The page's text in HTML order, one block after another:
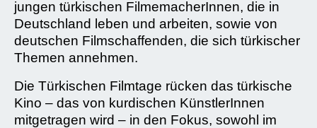
jungen türkischen FilmemacherInnen, die in
Deutschland leben und arbeiten, sowie von
deutschen Filmschaffenden, die sich türkischer
Themen annehmen.
Die Türkischen Filmtage rücken das türkische
Kino – das von kurdischen KünstlerInnen
mitgetragen wird – in den Fokus, sowohl im